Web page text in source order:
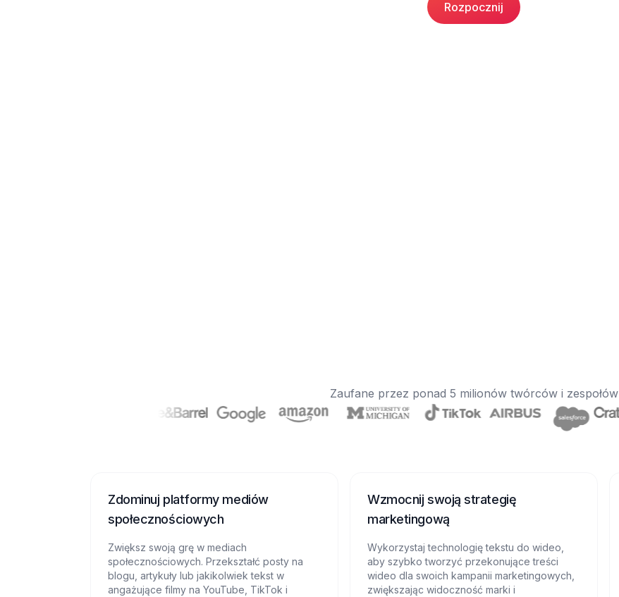
Rozpocznij
Zaufane przez ponad 5 milionów twórców i zespołów
Zdominuj platformy mediów
społecznościowych
Zwiększ swoją grę w mediach
społecznościowych. Przekształć posty na
blogu, artykuły lub jakikolwiek tekst w
angażujące filmy na YouTube, TikTok i
Wzmocnij swoją strategię
marketingową
Wykorzystaj technologię tekstu do wideo,
aby szybko tworzyć przekonujące treści
wideo dla swoich kampanii marketingowych,
zwiększając widoczność marki i